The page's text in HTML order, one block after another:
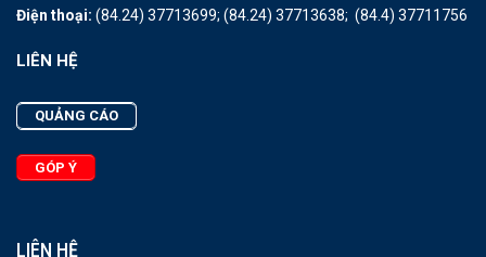
Điện thoại: (84.24) 37713699; (84.24) 37713638; (84.4) 37711756
LIÊN HỆ
QUẢNG CÁO
GÓP Ý
LIÊN HỆ